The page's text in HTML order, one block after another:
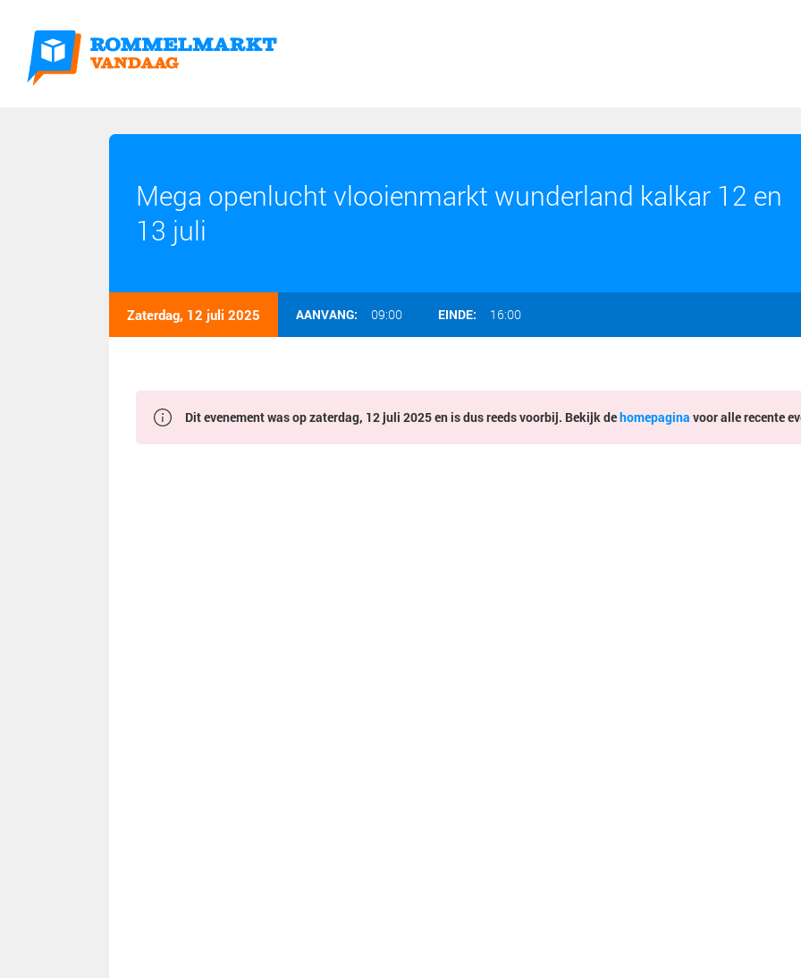
Mega openlucht vlooienmarkt wunderland kalkar 12 en
13 juli
Zaterdag, 12 juli 2025 AANVANG: 09:00 EINDE: 16:00
Dit evenement was op zaterdag, 12 juli 2025 en is dus reeds voorbij. Bekijk dehomepagina voor alle recente